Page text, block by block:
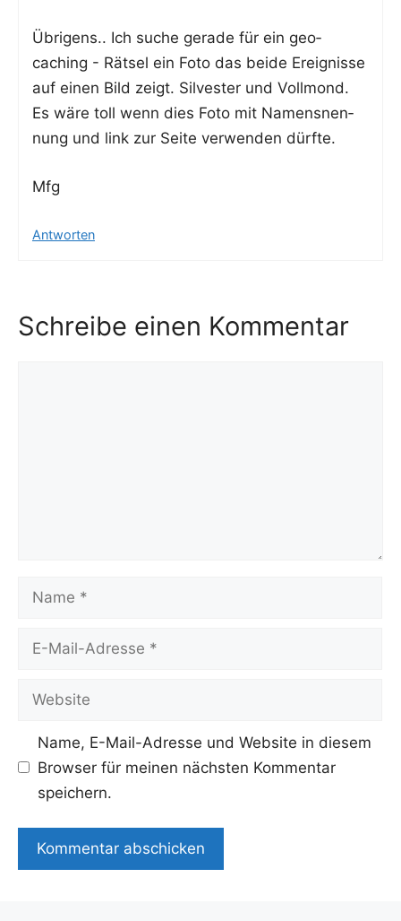
Übri­gens.. Ich suche gera­de für ein geo­
caching - Rät­sel ein Foto das bei­de Ereig­nis­se
auf einen Bild zeigt. Sil­ves­ter und Voll­mond.
Es wäre toll wenn dies Foto mit Namens­nen­
nung und link zur Sei­te ver­wen­den dürfte.
Mfg
Antworten
Schreibe einen Kommentar
Name
Adresse
Website
Name, E-Mail-Adresse und Website in diesem
Browser für meinen nächsten Kommentar
speichern.